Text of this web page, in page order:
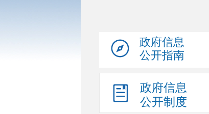
政府信息
公开指南
政府信息
公开制度